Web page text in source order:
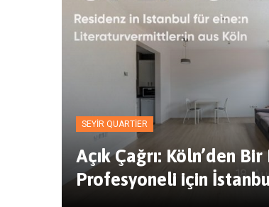
SEYIR QUARTIER
Açık Çağrı: Köln’den
Profesyoneli için